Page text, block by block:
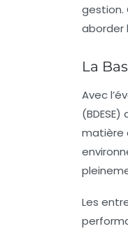
gestion.
aborder
La
Avec
matière
Les